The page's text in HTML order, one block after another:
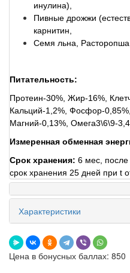
инулина),
Пивные дрожжи
карнитин,
Семя льна,
Питательность:
Протеин-30%, Жир-16%,
Кальций-1,2%, Фосфор-
Магний-0,13%, Омега3\6\9-
Измеренная обменная
Срок хранения: 6 мес, после
срок хранения 25 дней при t
Характеристики
Цена в бонусных баллах: 850